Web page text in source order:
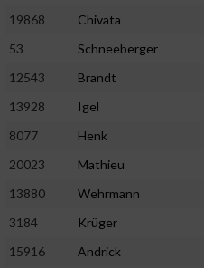
19868
Chivata
53
Schneeberger
12543
Brandt
13928
Igel
8077
Henk
20023
Mathieu
13880
Wehrmann
3184
Krüger
15916
Andrick